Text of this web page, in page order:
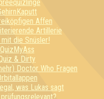
Affen
Artillerie
mit die Snüsler!
QuizMyAss
& Dirty
Doctor Who Fragen
was Lukas sagt